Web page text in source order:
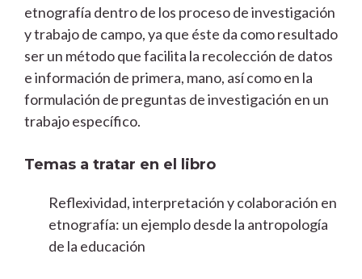
etnografía dentro de los proceso de investigación
y trabajo de campo, ya que éste da como resultado
ser un método que facilita la recolección de datos
e información de primera, mano, así como en la
formulación de preguntas de investigación en un
trabajo específico.
Temas a tratar en el libro
Reflexividad, interpretación y colaboración en
etnografía: un ejemplo desde la antropología
de la educación